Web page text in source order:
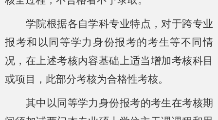
学院根据各自学科专业特点，对于跨专业
报考和以同等学力身份报考的考生等不同情
况，在上述考核内容基础上适当增加考核科目
或项目 ，此部分考核为合格性考核。
其中以同等学力身份报考的考生在考核期